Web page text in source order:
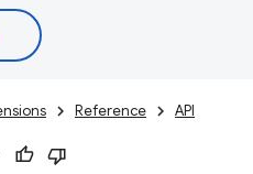
Reference API